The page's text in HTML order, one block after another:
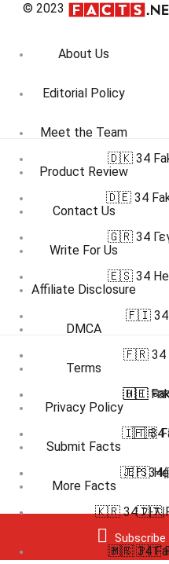
© 2023
About Us
Editorial Policy
Meet the Team
Product Review
Contact Us
Write For Us
Affiliate Disclosure
DMCA
Terms
Privacy Policy
Submit Facts
More Facts
🇩🇰 34
🇩🇪 34
🇬🇷 34
🇪🇸 34
🇫🇮 34
🇫🇷 34
🇭🇮
🇮🇹 34
🇯🇵 34
🇰🇷 34 가지
🇲🇸 34
🇩🇪
🇫🇷
🇪🇸
🇮🇹
🇧🇷 🇵🇹